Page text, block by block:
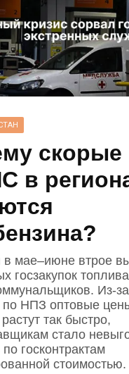
скорые
в
в мае–июне втрое
госзакупок
по НПЗ оптовые
так быстро,
стало
по госконтрактам
стоимостью.